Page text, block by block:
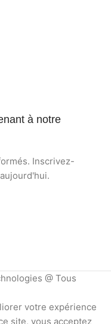
à notre
Inscrivez-
@ Tous
votre expérience
site, vous acceptez